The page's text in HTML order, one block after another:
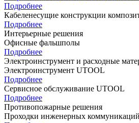
Подробнее
Кабеленесущие конструкции
Подробнее
Интерьерные решения
Офисные фальшполы
Подробнее
Электроинструмент и расходные
Электроинструмент UTOOL
Подробнее
Сервисное обслуживание UTOOL
Подробнее
Противопожарные решения
Проходки инженерных коммуникаций